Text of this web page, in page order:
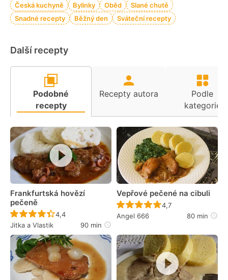
Česká kuchyně
Bylinky Oběd
Slané chutě
Snadné recepty
Běžný den Sváteční recepty
Další recepty
Podobné
recepty
Recepty autora
Podle
kategorie
Frankfurtská hovězí
pečeně
Recept ještě nebyl hodnocen
4,4
Jitka a Vlastik
90 min
Vepřové pečené na cibuli
Recept ještě nebyl
4,7
Angel 666
80 min